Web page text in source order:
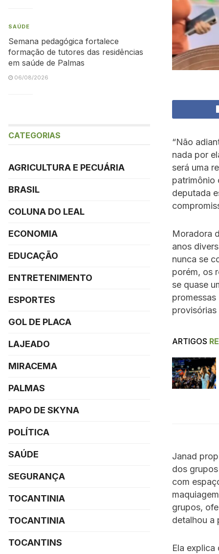
“Não
nada por
será uma
patrimônio
deputada
Moradora
anos
nunca se
porém, os
se quase
ARTIGOS
Janad
dos
com
grupos,
detalhou a
Ela
SAÚDE
Semana pedagógica fortalece
formação de tutores das residências
em saúde de Palmas
06/08/2026
CATEGORIAS
AGRICULTURA E PECUÁRIA
BRASIL
COLUNA DO LEAL
ECONOMIA
EDUCAÇÃO
ENTRETENIMENTO
ESPORTES
GOL DE PLACA
LAJEADO
MIRACEMA
PALMAS
PAPO DE SKYNA
POLÍTICA
SAÚDE
SEGURANÇA
TOCANTINIA
TOCANTINIA
TOCANTINS